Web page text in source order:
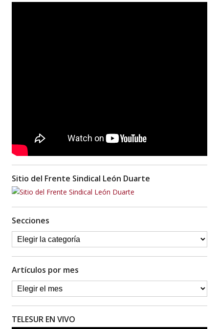
Sitio del Frente Sindical León Duarte
Secciones
Artículos por mes
TELESUR EN VIVO